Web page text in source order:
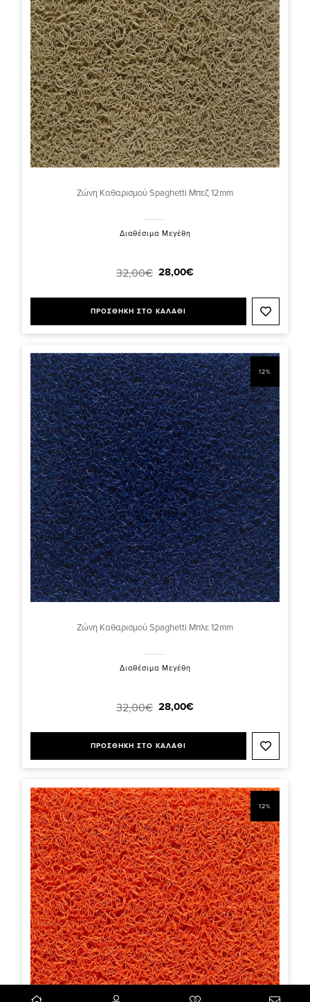
0
Ζώνη Καθαρισμού Spaghetti Μπεζ 12mm
Διαθέσιμα Μεγέθη
32,00€ 28,00€
ΠΡΟΣΘΗΚΗ ΣΤΟ ΚΑΛΑΘΙ
12%
Ζώνη Καθαρισμού Spaghetti Μπλε 12mm
Διαθέσιμα Μεγέθη
32,00€ 28,00€
ΠΡΟΣΘΗΚΗ ΣΤΟ ΚΑΛΑΘΙ
12%